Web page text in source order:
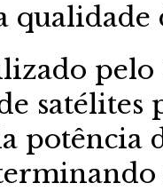
qualidade
satélites
potência